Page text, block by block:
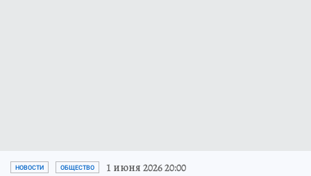
НОВОСТИ ОБЩЕСТВО 1 июня 2026 20:00